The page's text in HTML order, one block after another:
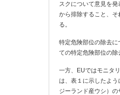
スクについて意見を
から排除すること、
る。
特定危険部位の除去
ての特定危険部位の
一方、EUではモニタ
は、表１に示したよ
ジーランド産ウシ）